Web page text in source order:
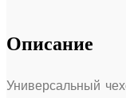
Описание
Универсальный